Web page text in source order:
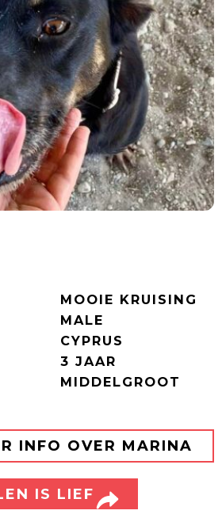
MOOIE KRUISING
MALE
CYPRUS
3 JAAR
MIDDELGROOT
INFO OVER MARINA
IS LIEF